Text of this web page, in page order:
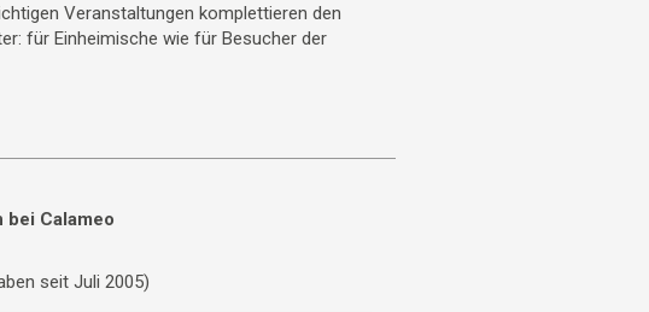
Veranstaltungen komplettieren den
für Einheimische wie für Besucher der
bei Calameo
seit Juli 2005)